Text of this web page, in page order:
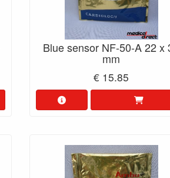
Blue sensor NF-50-A 22 x
mm
€ 15.85